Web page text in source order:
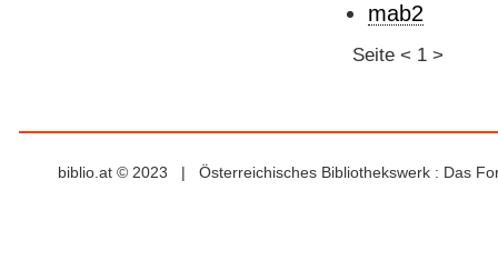
mab2
Seite < 1 >
biblio.at © 2023 | Österreichisches Bibliothekswerk : Das